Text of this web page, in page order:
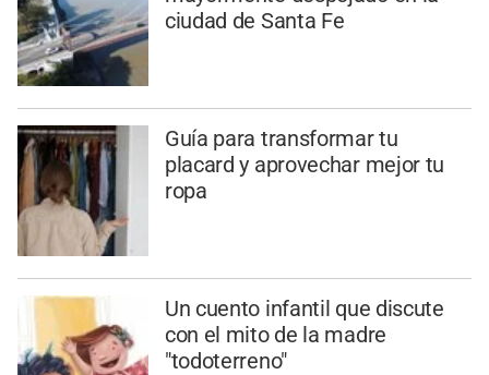
ciudad de Santa Fe
Guía para transformar tu
placard y aprovechar mejor tu
ropa
Un cuento infantil que discute
con el mito de la madre
"todoterreno"